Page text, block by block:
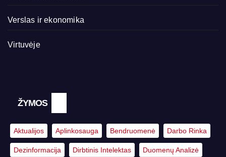
Verslas ir ekonomika
Virtuvėje
ŽYMOS
Aktualijos Aplinkosauga Bendruomenė Darbo Rinka
Dezinformacija Dirbtinis Intelektas Duomenų Analizė